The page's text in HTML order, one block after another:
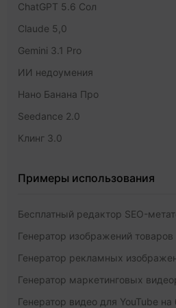
ChatGPT 5.6 Сол
Claude 5,0
Gemini 3.1 Pro
ИИ недоумения
Нано Банана Про
Seedance 2.0
Клинг 3.0
Примеры использования
Бесплатный редактор SEO-
Генератор изображений товаров
Генератор рекламных
Генератор маркетинговых
Генератор видео для YouTube